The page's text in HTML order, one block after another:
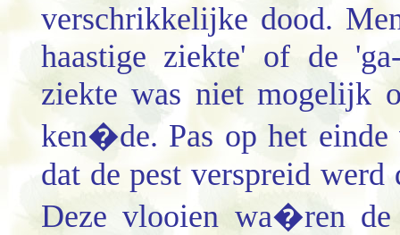
verschrikkelijke dood.
haastige ziekte' of de
ziekte was niet mogelijk
ken�de. Pas op het
dat de pest verspreid
Deze vlooien wa�ren de